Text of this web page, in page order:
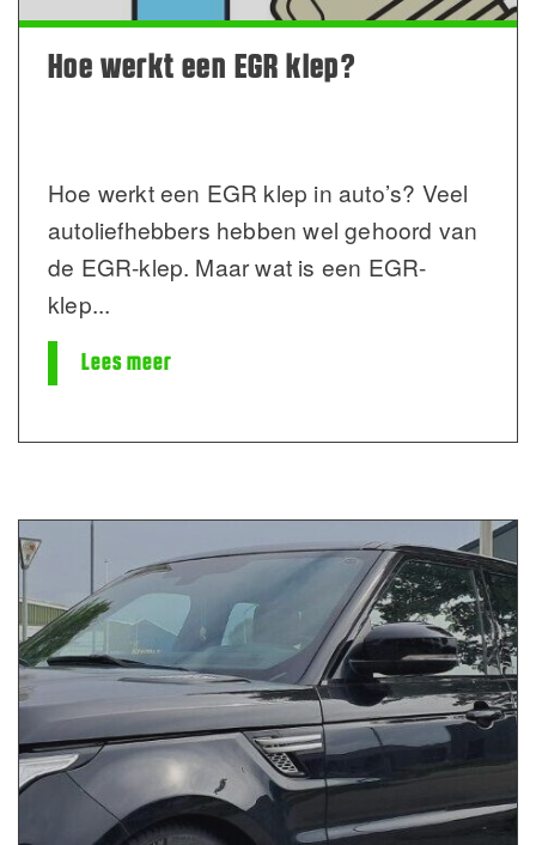
Hoe werkt een EGR klep?
Hoe werkt een EGR klep in auto’s? Veel
autoliefhebbers hebben wel gehoord van
de EGR-klep. Maar wat is een EGR-
klep...
Lees meer